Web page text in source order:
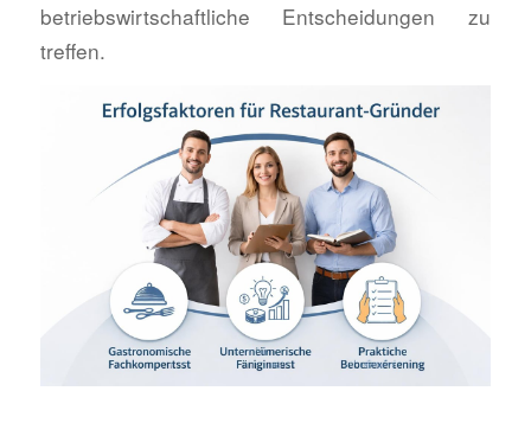
betriebswirtschaftliche Entscheidungen zu
treffen.